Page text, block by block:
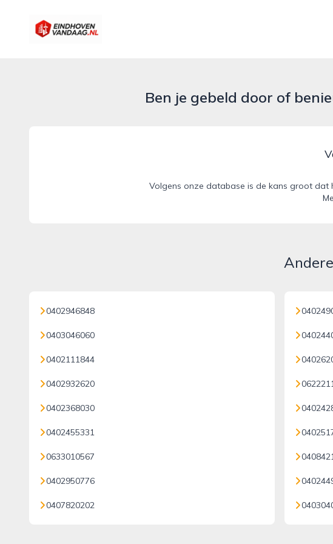
eindhovenvandaag.nl
Ben je gebeld door of
Volgens onze database is de kans groot dat
0402946848
0403046060
0402111844
0402932620
0402368030
0402455331
0633010567
0402950776
0407820202